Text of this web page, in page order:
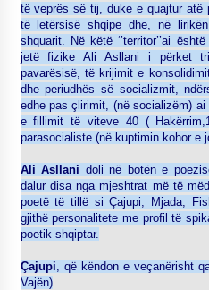
– ËNGJËLL HASIMAJ – “KUJTIMET E MIA PËR
KALLARATIN SI MËSUES I
EDHE SI NJË BANOR I
12/09/2025
Gazeta Kallarati nr. 114
06/02/2025
të veprës së tij, duke e quajtur atë
të letërsisë shqipe dhe, në
shquarit. Në këtë ‘’territor’’ai
jetë fizike Ali Asllani i përket
pavarësisë, të krijimit e
dhe periudhës së socializmit,
edhe pas çlirimit, (në socializëm)
e fillimit të viteve 40 (
parasocialiste (në kuptimin kohor e
Ali Asllani doli në botën e
dalur disa nga mjeshtrat më të
poetë të tillë si Çajupi, Mjada,
gjithë personalitete me profil të
poetik shqiptar.
Çajupi , që këndon e veçanërisht
Vajën)